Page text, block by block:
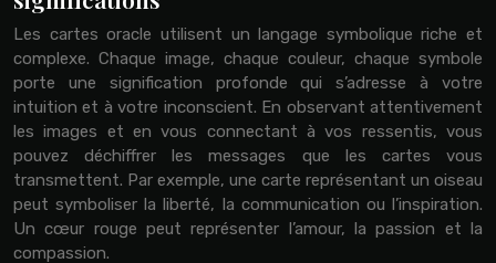
Les cartes oracle utilisent un langage symbolique riche et
complexe. Chaque image, chaque couleur, chaque symbole
porte une signification profonde qui s’adresse à votre
intuition et à votre inconscient. En observant attentivement
les images et en vous connectant à vos ressentis, vous
pouvez déchiffrer les messages que les cartes vous
transmettent. Par exemple, une carte représentant un oiseau
peut symboliser la liberté, la communication ou l’inspiration.
Un cœur rouge peut représenter l’amour, la passion et la
compassion.